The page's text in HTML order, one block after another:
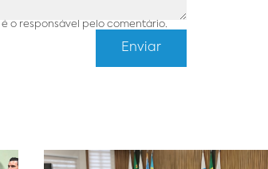
é o responsável pelo comentário.